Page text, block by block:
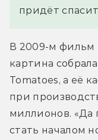
придёт
В 2009-м фильм
картина
Tomatoes, а её
при
миллионов. «Да
стать началом